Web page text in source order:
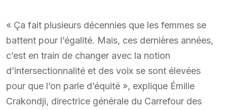
« Ça fait plusieurs décennies que les femmes se
battent pour l’égalité. Mais, ces dernières années,
c’est en train de changer avec la notion
d’intersectionnalité et des voix se sont élevées
pour que l’on parle d’équité », explique Émilie
Crakondji, directrice générale du Carrefour des